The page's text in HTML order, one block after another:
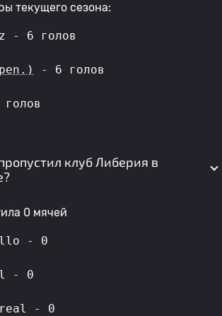
текущего сезона:
- 6 голов
- 6 голов
клуб Либерия в
0 мячей
- 0
- 0
- 0